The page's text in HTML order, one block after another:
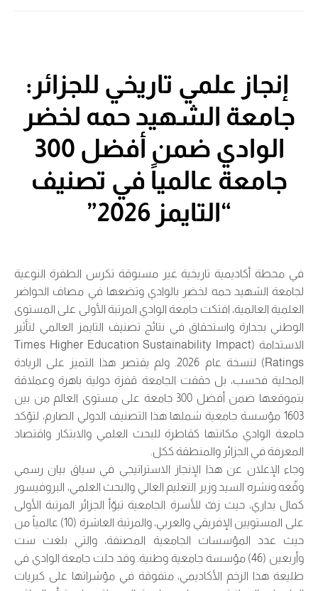
إنجاز علمي تاريخي للجزائر :
جامعة الشهيد حمه لخضر
الوادي ضمن أفضل 300
جامعة عالمياً في تصنيف
“التايمز 2026”
في محطة أكاديمية تاريخية غير مسبوقة تكرس الطفرة النوعية
لجامعة الشهيد حمه لخضر بالوادي وتضعها في مصاف الحواضر
العلمية العالمية، افتكت جامعة الوادي المرتبة الأولى على المستوى
الوطني بجدارة واستحقاق في نتائج تصنيف التايمز العالمي لتأثير
الاستدامة (Times Higher Education Sustainability Impact
Ratings) لنسخة عام 2026. ولم يقتصر هذا التميز على الريادة
المحلية فحسب، بل حققت الجامعة قفزة دولية باهرة وعملاقة
بتموقعها ضمن أفضل 300 جامعة على مستوى العالم من بين
1603 مؤسسة جامعية شملها هذا التصنيف الدولي الصارم، لتؤكد
جامعة الوادي مكانتها كقاطرة للبحث العلمي والابتكار واقتصاد
المعرفة في الجزائر والمنطقة ككل.
وجاء الإعلان عن هذا الإنجاز الاستراتيجي في سياق بيان رسمي
وقّعه ونشره السيد وزير التعليم العالي والبحث العلمي، البروفيسور
كمال بداري، حيث زفّ للأسرة الجامعية تبوّأ الجزائر المرتبة الأولى
على المستويين الإفريقي والعربي، والمرتبة العاشرة (10) عالمياً من
حيث عدد المؤسسات الجامعية المصنفة، والتي بلغت ست
وأربعين (46) مؤسسة جامعية وطنية. وقد حلت جامعة الوادي في
طليعة هذا الزخم الأكاديمي، متفوقة في مؤشراتها على كبريات